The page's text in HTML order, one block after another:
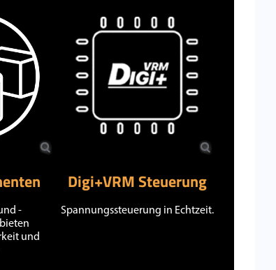
-
und
Digi+VRM Steuerung
Spannungssteuerung in Echtzeit.